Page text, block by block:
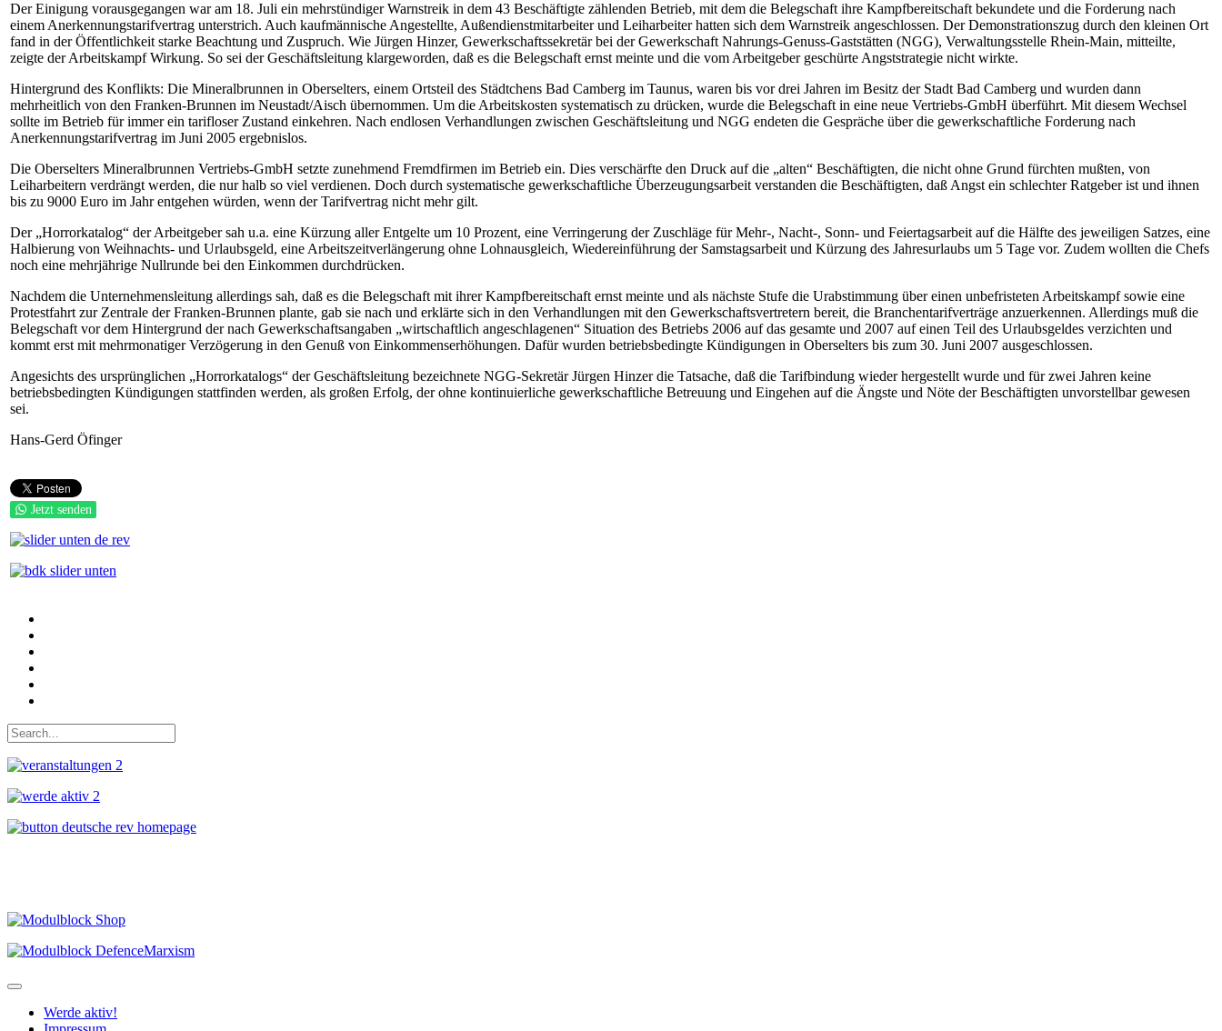
Der Einigung vorausgegangen war am 18. Juli ein mehrstündiger Warnstreik in dem 43 Beschäftigte zählenden Betrieb, mit dem die Belegschaft ihre Kampfbereitschaft bekundete und die Forderung nach
einem Anerkennungstarifvertrag unterstrich. Auch kaufmännische Angestellte, Außendienstmitarbeiter und Leiharbeiter hatten sich dem Warnstreik angeschlossen. Der Demonstrationszug durch den kleinen Ort
fand in der Öffentlichkeit starke Beachtung und Zuspruch. Wie Jürgen Hinzer, Gewerkschaftssekretär bei der Gewerkschaft Nahrungs-Genuss-Gaststätten (NGG), Verwaltungsstelle Rhein-Main, mitteilte,
zeigte der Arbeitskampf Wirkung. So sei der Geschäftsleitung klargeworden, daß es die Belegschaft ernst meinte und die vom Arbeitgeber geschürte Angststrategie nicht wirkte.
Hintergrund des Konflikts: Die Mineralbrunnen in Oberselters, einem Ortsteil des Städtchens Bad Camberg im Taunus, waren bis vor drei Jahren im Besitz der Stadt Bad Camberg und wurden dann
mehrheitlich von den Franken-Brunnen im Neustadt/Aisch übernommen. Um die Arbeitskosten systematisch zu drücken, wurde die Belegschaft in eine neue Vertriebs-GmbH überführt. Mit diesem Wechsel
sollte im Betrieb für immer ein tarifloser Zustand einkehren. Nach endlosen Verhandlungen zwischen Geschäftsleitung und NGG endeten die Gespräche über die gewerkschaftliche Forderung nach
Anerkennungstarifvertrag im Juni 2005 ergebnislos.
Die Oberselters Mineralbrunnen Vertriebs-GmbH setzte zunehmend Fremdfirmen im Betrieb ein. Dies verschärfte den Druck auf die „alten“ Beschäftigten, die nicht ohne Grund fürchten mußten, von
Leiharbeitern verdrängt werden, die nur halb so viel verdienen. Doch durch systematische gewerkschaftliche Überzeugungsarbeit verstanden die Beschäftigten, daß Angst ein schlechter Ratgeber ist und ihnen
bis zu 9000 Euro im Jahr entgehen würden, wenn der Tarifvertrag nicht mehr gilt.
Der „Horrorkatalog“ der Arbeitgeber sah u.a. eine Kürzung aller Entgelte um 10 Prozent, eine Verringerung der Zuschläge für Mehr-, Nacht-, Sonn- und Feiertagsarbeit auf die Hälfte des jeweiligen Satzes, eine
Halbierung von Weihnachts- und Urlaubsgeld, eine Arbeitszeitverlängerung ohne Lohnausgleich, Wiedereinführung der Samstagsarbeit und Kürzung des Jahresurlaubs um 5 Tage vor. Zudem wollten die Chefs
noch eine mehrjährige Nullrunde bei den Einkommen durchdrücken.
Nachdem die Unternehmensleitung allerdings sah, daß es die Belegschaft mit ihrer Kampfbereitschaft ernst meinte und als nächste Stufe die Urabstimmung über einen unbefristeten Arbeitskampf sowie eine
Protestfahrt zur Zentrale der Franken-Brunnen plante, gab sie nach und erklärte sich in den Verhandlungen mit den Gewerkschaftsvertretern bereit, die Branchentarifverträge anzuerkennen. Allerdings muß die
Belegschaft vor dem Hintergrund der nach Gewerkschaftsangaben „wirtschaftlich angeschlagenen“ Situation des Betriebs 2006 auf das gesamte und 2007 auf einen Teil des Urlaubsgeldes verzichten und
kommt erst mit mehrmonatiger Verzögerung in den Genuß von Einkommenserhöhungen. Dafür wurden betriebsbedingte Kündigungen in Oberselters bis zum 30. Juni 2007 ausgeschlossen.
Angesichts des ursprünglichen „Horrorkatalogs“ der Geschäftsleitung bezeichnete NGG-Sekretär Jürgen Hinzer die Tatsache, daß die Tarifbindung wieder hergestellt wurde und für zwei Jahren keine
betriebsbedingten Kündigungen stattfinden werden, als großen Erfolg, der ohne kontinuierliche gewerkschaftliche Betreuung und Eingehen auf die Ängste und Nöte der Beschäftigten unvorstellbar gewesen
sei.
Hans-Gerd Öfinger
Jetzt senden
Werde aktiv!